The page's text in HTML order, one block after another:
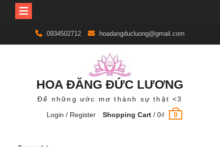
content
0934502712 hoadangducluong@gmail.com
HOA ĐĂNG ĐỨC LƯƠNG
Để những ước mơ thành sự thật <3
Login / Register
Shopping Cart /0₫ 0